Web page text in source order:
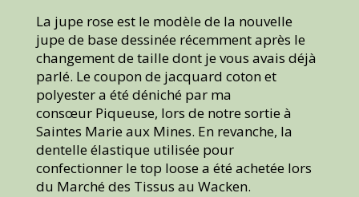
La jupe rose est le modèle de la nouvelle
jupe de base dessinée récemment après le
changement de taille dont je vous avais déjà
parlé. Le coupon de jacquard coton et
polyester a été déniché par ma
consœur Piqueuse, lors de notre sortie à
Saintes Marie aux Mines. En revanche, la
dentelle élastique utilisée pour
confectionner le top loose a été achetée lors
du Marché des Tissus au Wacken.